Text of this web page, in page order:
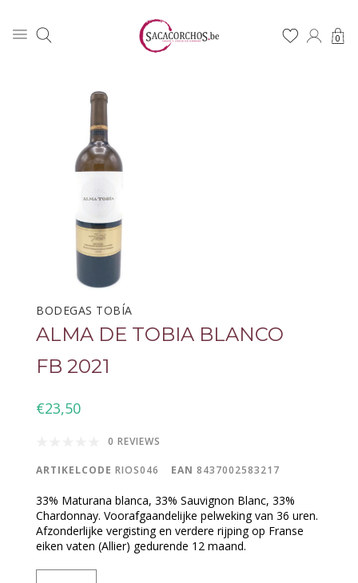
0
BODEGAS TOBÍA
ALMA DE TOBIA BLANCO
FB 2021
€23,50
0 REVIEWS
ARTIKELCODE RIOS046 EAN 8437002583217
33% Maturana blanca, 33% Sauvignon Blanc, 33%
Chardonnay. Voorafgaandelijke pelweking van 36 uren.
Afzonderlijke vergisting en verdere rijping op Franse
eiken vaten (Allier) gedurende 12 maand.